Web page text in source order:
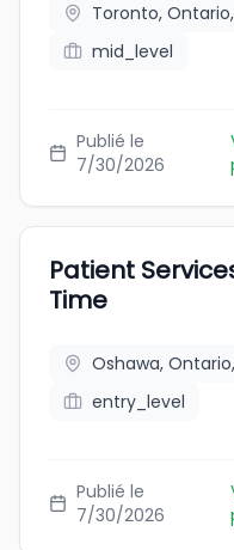
Toronto,
mid_level
Publié le
7/30/2026
Patient
Time
Oshawa,
entry_level
Publié le
7/30/2026